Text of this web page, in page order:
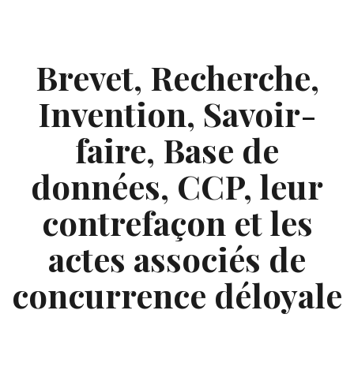
Brevet, Recherche,
Invention, Savoir-
faire, Base de
données, CCP, leur
contrefaçon et les
actes associés de
concurrence déloyale